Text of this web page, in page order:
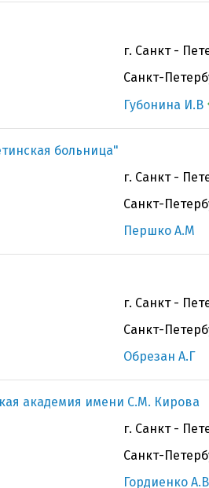
г. Санкт -
Санкт-
Губонина И.В
больница"
г. Санкт -
Санкт-
Першко А.М
г. Санкт -
Санкт-
Обрезан А.Г
академия имени С.М. Кирова
г. Санкт -
Санкт-
Гордиенко А.В